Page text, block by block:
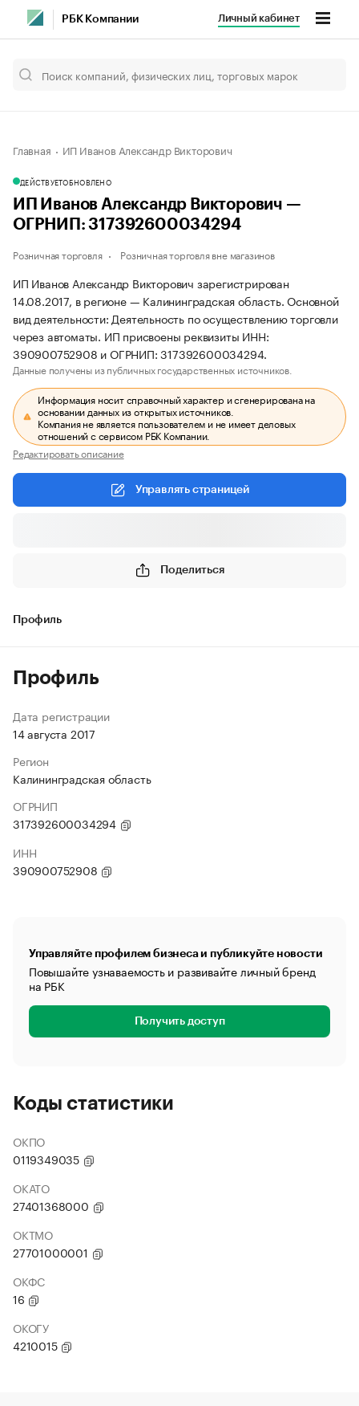
РБК Компании Личный кабинет
Главная ИП Иванов Александр Викторович
ДЕЙСТВУЕТОБНОВЛЕНО
ИП Иванов Александр Викторович —
ОГРНИП: 317392600034294
Розничная торговля Розничная торговля вне магазинов
ИП Иванов Александр Викторович зарегистрирован
14.08.2017, в регионе — Калининградская область. Основной
вид деятельности: Деятельность по осуществлению торговли
через автоматы. ИП присвоены реквизиты ИНН:
390900752908 и ОГРНИП: 317392600034294.
Данные получены из публичных государственных источников.
Информация носит справочный характер и сгенерирована на
основании данных из открытых источников.
Компания не является пользователем и не имеет деловых
отношений с сервисом РБК Компании.
Редактировать описание
Управлять страницей
Поделиться
Профиль
Профиль
Дата регистрации
14 августа 2017
Регион
Калининградская область
ОГРНИП
317392600034294
ИНН
390900752908
Управляйте профилем бизнеса и публикуйте новости
Повышайте узнаваемость и развивайте личный бренд
на РБК
Получить доступ
Коды статистики
ОКПО
0119349035
ОКАТО
27401368000
ОКТМО
27701000001
ОКФС
16
ОКОГУ
4210015